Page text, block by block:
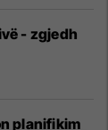
- zgjedh
planifikim